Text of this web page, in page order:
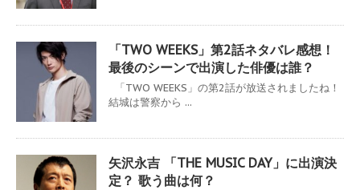
「TWO WEEKS」第2話ネタバレ感想！
最後のシーンで出演した俳優は誰？
「TWO WEEKS」の第2話が放送されましたね！
結城は警察から ...
矢沢永吉 「THE MUSIC DAY」に出演決
定？ 歌う曲は何？